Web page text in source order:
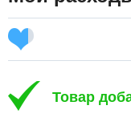
Товар